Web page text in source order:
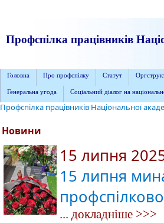
Профспілка працівників
Головна Про профспілку Статут
Генеральна угода Соціальний діалог на
Профспілка працівників Національної
Новини
15 липня
15 липня
... докладніше >>>